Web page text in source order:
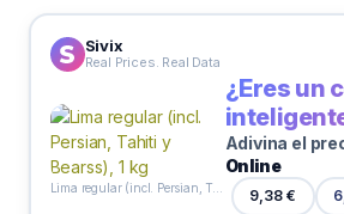
Sivix
Real Prices. Real Data
¿Eres un
Adivina el
Online
9,38 €